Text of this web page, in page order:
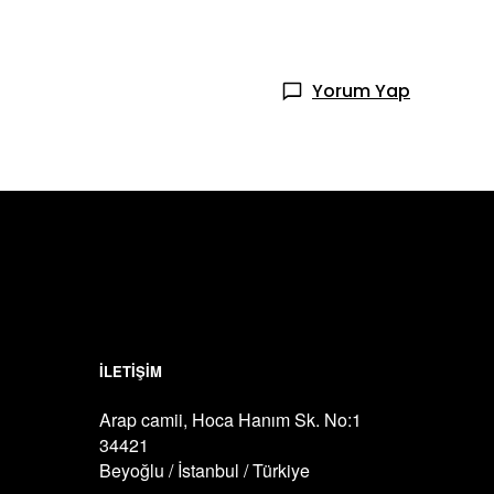
Yorum Yap
İLETİŞİM
Arap camii, Hoca Hanım Sk. No:1
34421
Beyoğlu / İstanbul / Türkiye